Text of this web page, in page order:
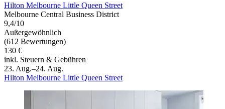
Hilton Melbourne Little Queen Street
Melbourne Central Business District
9,4/10
Außergewöhnlich
(612 Bewertungen)
130 €
inkl. Steuern & Gebühren
23. Aug.–24. Aug.
Hilton Melbourne Little Queen Street